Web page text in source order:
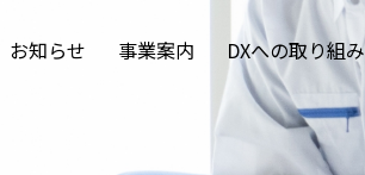
お知らせ 事業案内 DXへの取り組み